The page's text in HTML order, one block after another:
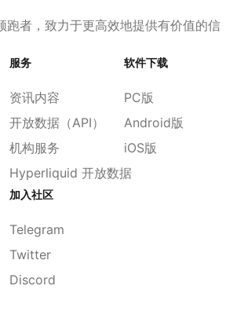
跑者，致力于更高效地提供有价值的信
服务
资讯内容
开放数据（API）
机构服务
Hyperliquid 开放数据
软件下载
PC版
Android版
iOS版
加入社区
Telegram
Twitter
Discord